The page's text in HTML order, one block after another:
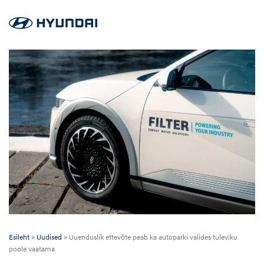
Esileht » Uudised » Uuenduslik ettevõte peab ka autoparki valides tuleviku
poole vaatama